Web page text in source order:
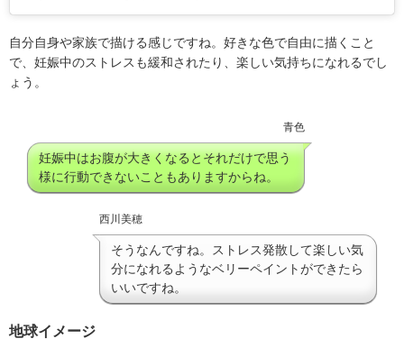
自分自身や家族で描ける感じですね。好きな色で自由に描くこと
で、妊娠中のストレスも緩和されたり、楽しい気持ちになれるでし
ょう。
青色
妊娠中はお腹が大きくなるとそれだけで思う
様に行動できないこともありますからね。
西川美穂
そうなんですね。ストレス発散して楽しい気
分になれるようなベリーペイントができたら
いいですね。
地球イメージ